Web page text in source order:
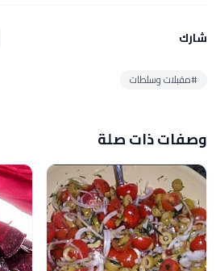
شارك
#مقبلات وسلطات
وصفات ذات صلة